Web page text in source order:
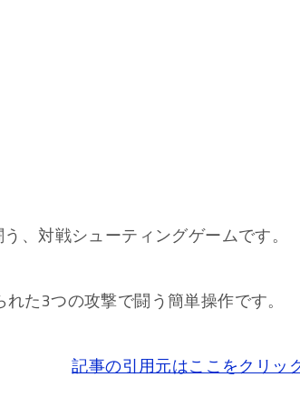
、対戦シューティングゲームです。
た3つの攻撃で闘う簡単操作です。
記事の引用元はここをクリッ